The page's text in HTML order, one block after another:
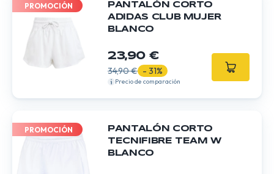
PROMOCIÓN
PANTALÓN CORTO
ADIDAS CLUB MUJER
BLANCO
23,90 €
34,90 € - 31%
Precio de comparación
PROMOCIÓN
PANTALÓN CORTO
TECNIFIBRE TEAM W
BLANCO